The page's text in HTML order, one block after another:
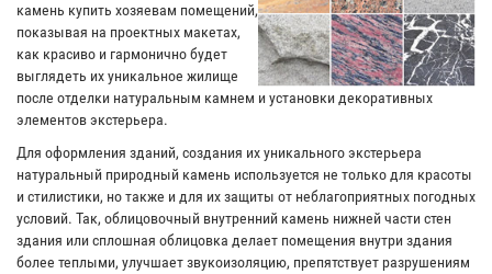
камень купить хозяевам помещений,
показывая на проектных макетах,
как красиво и гармонично будет
выглядеть их уникальное жилище
после отделки натуральным камнем и установки декоративных
элементов экстерьера.
Для оформления зданий, создания их уникального экстерьера
натуральный природный камень используется не только для красоты
и стилистики, но также и для их защиты от неблагоприятных погодных
условий. Так, облицовочный внутренний камень нижней части стен
здания или сплошная облицовка делает помещения внутри здания
более теплыми, улучшает звукоизоляцию, препятствует разрушениям